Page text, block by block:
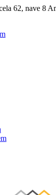
62, nave 8